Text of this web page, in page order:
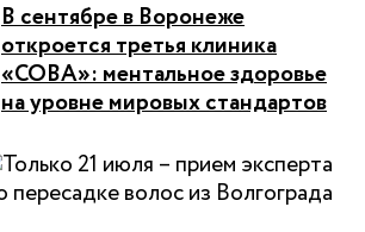
В сентябре в Воронеже
откроется третья клиника
«СОВА»: ментальное здоровье
на уровне мировых стандартов